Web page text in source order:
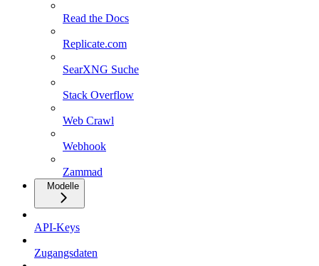
Read the Docs
Replicate.com
SearXNG Suche
Stack Overflow
Web Crawl
Webhook
Zammad
Modelle
API-Keys
Zugangsdaten